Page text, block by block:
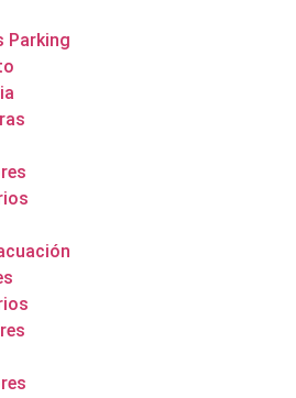
Parking